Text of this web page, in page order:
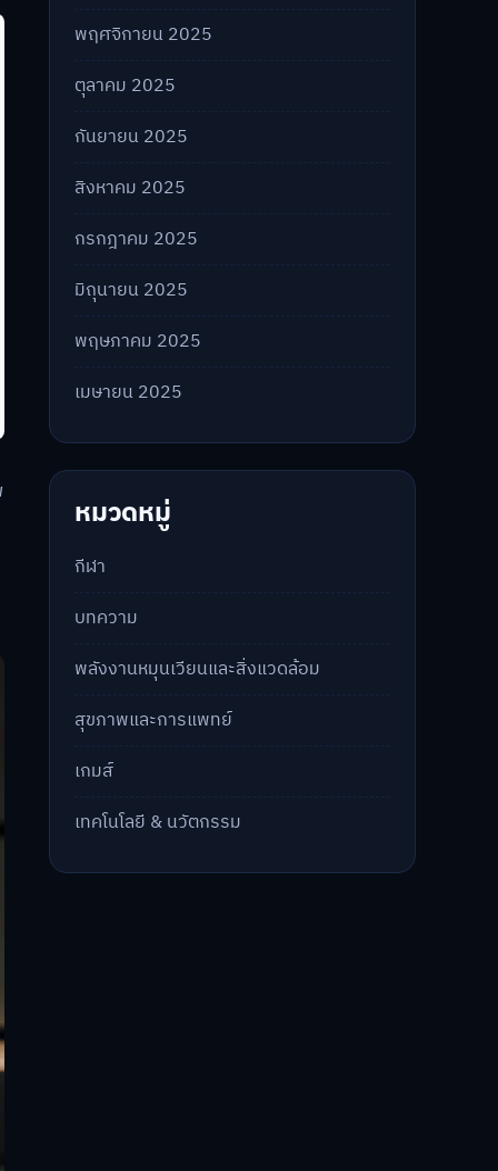
พฤศจิกายน 2025
ตุลาคม 2025
กันยายน 2025
สิงหาคม 2025
กรกฎาคม 2025
มิถุนายน 2025
พฤษภาคม 2025
เมษายน 2025
หมวดหมู่
กีฬา
บทความ
พลังงานหมุนเวียนและสิ่งแวดล้อม
สุขภาพและการแพทย์
เกมส์
เทคโนโลยี & นวัตกรรม